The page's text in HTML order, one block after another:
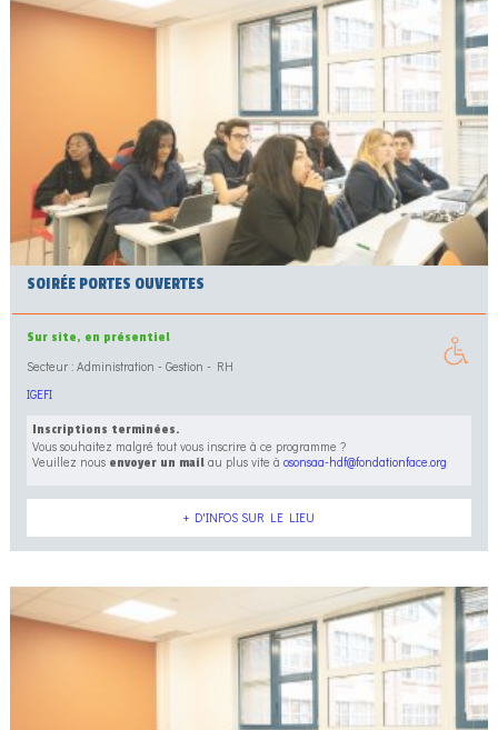
SOIRÉE PORTES OUVERTES
Sur site, en présentiel
Secteur : Administration - Gestion - RH
IGEFI
Inscriptions terminées.
Vous souhaitez malgré tout vous inscrire à ce programme ?
Veuillez nous envoyer un mailau plus vite à osonsaa-hdf@fondationface.org
+ D'INFOS SUR LE LIEU